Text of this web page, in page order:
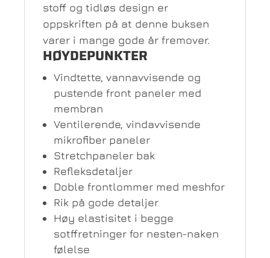
stoff og tidløs design er
oppskriften på at denne buksen
varer i mange gode år fremover.
HØYDEPUNKTER
Vindtette, vannavvisende og
pustende front paneler med
membran
Ventilerende, vindavvisende
mikrofiber paneler
Stretchpaneler bak
Refleksdetaljer
Doble frontlommer med meshfor
Rik på gode detaljer
Høy elastisitet i begge
sotffretninger for nesten-naken
følelse